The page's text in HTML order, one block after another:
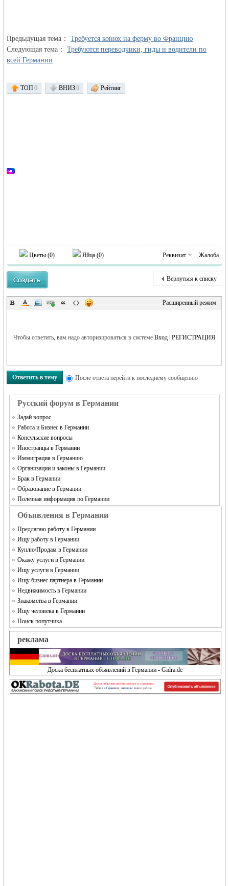
RU
Предыдущая тема：Требуется конюх на ферму во Францию
Следующая тема：Требуются переводчики, гиды и водители по
всей Германии
ТОП0 ВНИЗ0 Рейтинг
Цветы (0) Яйца (0) Реквизит Жалоба
Вернуться к списку
Расширенный режим
Чтобы ответить, вам надо авторизироваться в системеВход |РЕГИСТРАЦИЯ
Ответить в тему После ответа перейти к последнему сообщению
Русский форум в Германии
Задай вопрос
Работа и Бизнес в Германии
Консульские вопросы
Иностранцы в Германии
Иммиграция в Германию
Организации и законы в Германии
Брак в Германии
Образование в Германии
Полезная информация по Германии
Объявления в Германии
Предлагаю работу в Германии
Ищу работу в Германии
Куплю/Продам в Германии
Окажу услуги в Германии
Ищу услуги в Германии
Ищу бизнес партнера в Германии
Недвижимость в Германии
Знакомства в Германии
Ищу человека в Германии
Поиск попутчика
реклама
Доска бесплатных объявлений в Германии - Gidra.de